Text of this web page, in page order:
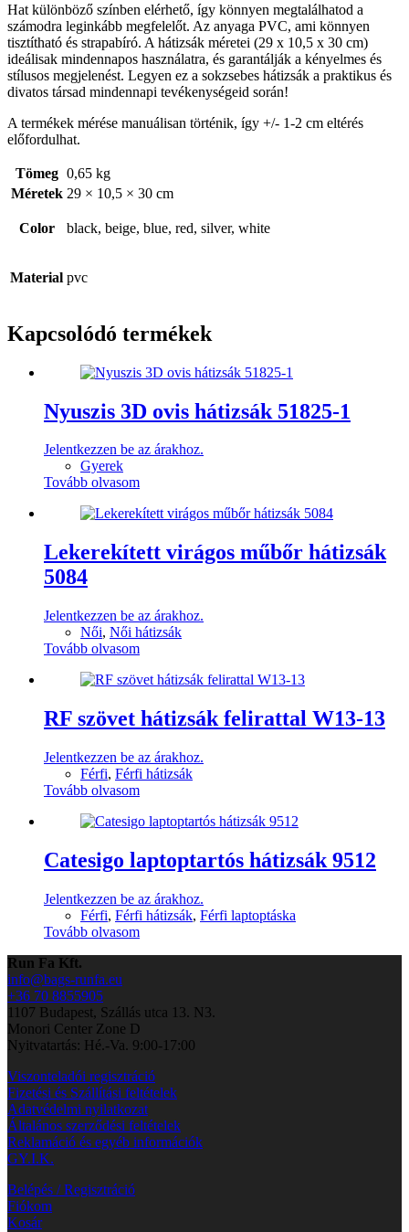
Hat különböző színben elérhető, így könnyen megtalálhatod a
számodra leginkább megfelelőt. Az anyaga PVC, ami könnyen
tisztítható és strapabíró. A hátizsák méretei (29 x 10,5 x 30 cm)
ideálisak mindennapos használatra, és garantálják a kényelmes és
stílusos megjelenést. Legyen ez a sokzsebes hátizsák a praktikus és
divatos társad mindennapi tevékenységeid során!
A termékek mérése manuálisan történik, így +/- 1-2 cm eltérés
előfordulhat.
Tömeg 0,65 kg
Méretek 29 × 10,5 × 30 cm
Color black, beige, blue, red, silver, white
Material pvc
Kapcsolódó termékek
Nyuszis 3D ovis hátizsák 51825-1
Jelentkezzen be az árakhoz.
Gyerek
Tovább olvasom
Lekerekített virágos műbőr hátizsák
5084
Jelentkezzen be az árakhoz.
Női, Női hátizsák
Tovább olvasom
RF szövet hátizsák felirattal W13-13
Jelentkezzen be az árakhoz.
Férfi, Férfi hátizsák
Tovább olvasom
Catesigo laptoptartós hátizsák 9512
Jelentkezzen be az árakhoz.
Férfi, Férfi hátizsák, Férfi laptoptáska
Tovább olvasom
Run Fa Kft.
info@bags-runfa.eu
+36 70 8855905
1107 Budapest, Szállás utca 13. N3.
Monori Center Zone D
Nyitvatartás: Hé.-Va. 9:00-17:00
Viszonteladói regisztráció
Fizetési és Szállítási feltételek
Adatvédelmi nyilatkozat
Általános szerződési feltételek
Reklamáció és egyéb információk
GY.I.K.
Belépés / Regisztráció
Fiókom
Kosár